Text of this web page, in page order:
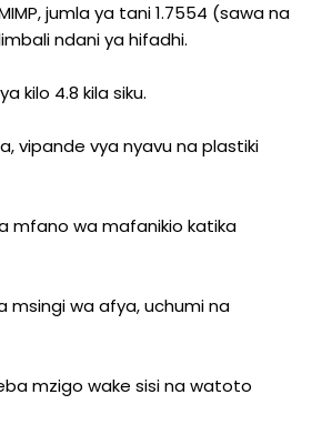
jumla ya tani 1.7554 (sawa na
ndani ya hifadhi.
kilo 4.8 kila siku.
vipande vya nyavu na plastiki
mfano wa mafanikio katika
msingi wa afya, uchumi na
mzigo wake sisi na watoto